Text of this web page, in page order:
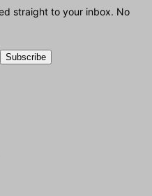
straight to your inbox. No
Subscribe